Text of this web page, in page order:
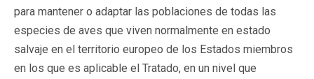
para mantener o adaptar las poblaciones de todas las
especies de aves que viven normalmente en estado
salvaje en el territorio europeo de los Estados miembros
en los que es aplicable el Tratado, en un nivel que